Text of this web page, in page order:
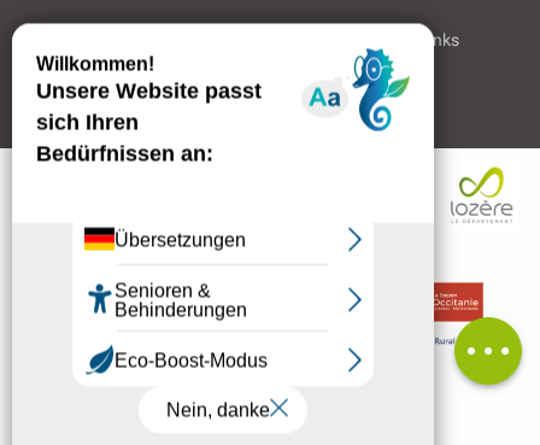
Beschreibung
kontaktieren
Kommentare
Partner & Links
Professioneller Bereich